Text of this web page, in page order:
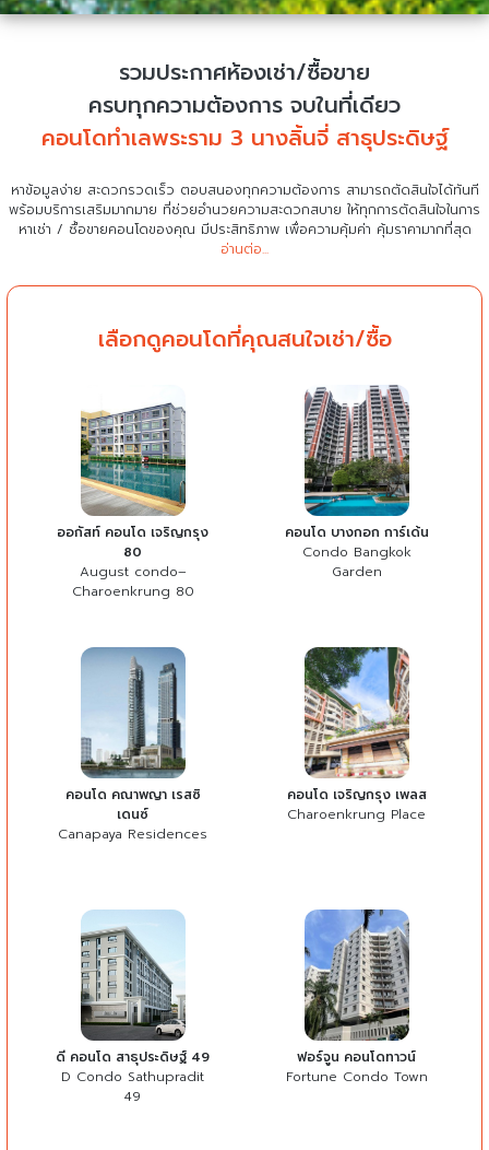
รวมประกาศห้องเช่า/ซื้อขาย
ครบทุกความต้องการ จบในที่เดียว
คอนโดทำเลพระราม 3 นางลิ้นจี่ สาธุประดิษฐ์
หาข้อมูลง่าย สะดวกรวดเร็ว ตอบสนองทุกความต้องการ สามารถตัดสินใจได้ทันที
พร้อมบริการเสริมมากมาย ที่ช่วยอำนวยความสะดวกสบาย ให้ทุกการตัดสินใจในการ
หาเช่า / ซื้อขายคอนโดของคุณ มีประสิทธิภาพ เพื่อความคุ้มค่า คุ้มราคามากที่สุด
อ่านต่อ...
เลือกดูคอนโดที่คุณสนใจเช่า/ซื้อ
ออกัสท์ คอนโด เจริญกรุง
80
August condo–
Charoenkrung 80
คอนโด บางกอก การ์เด้น
Condo Bangkok
Garden
คอนโด คณาพญา เรสซิ
เดนซ์
Canapaya Residences
คอนโด เจริญกรุง เพลส
Charoenkrung Place
ดี คอนโด สาธุประดิษฐ์ 49
D Condo Sathupradit
49
ฟอร์จูน คอนโดทาวน์
Fortune Condo Town